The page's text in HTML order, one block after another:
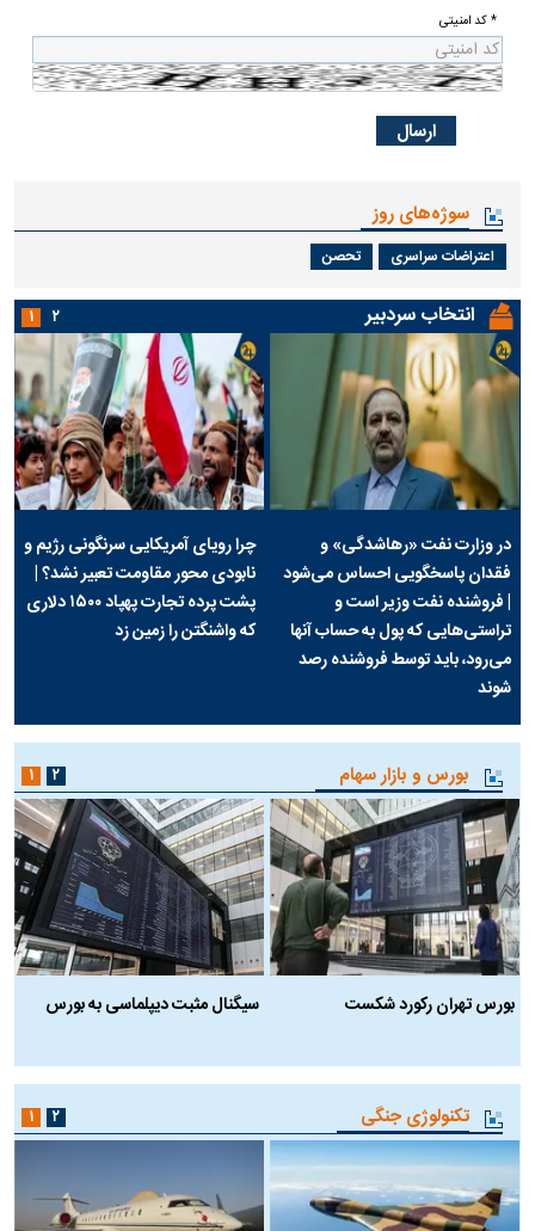
* کد امنیتی
سوژه‌های روز
اعتراضات سراسری تحصن
انتخاب سردبیر
در وزارت نفت «رهاشدگی» و
فقدان پاسخگویی احساس می‌شود
| فروشنده نفت وزیر است و
تراستی‌هایی که پول به حساب آنها
می‌رود، باید توسط فروشنده رصد
شوند
چرا رویای آمریکایی سرنگونی رژیم و
نابودی محور مقاومت تعبیر نشد؟ |
پشت پرده تجارت پهپاد‌ ۱۵۰۰ دلاری
که واشنگتن را زمین زد
۱ ۲
بورس و بازار سهام
بورس تهران رکورد شکست
سیگنال مثبت دیپلماسی به بورس
۱ ۲
تکنولوژی جنگی ۱ ۲